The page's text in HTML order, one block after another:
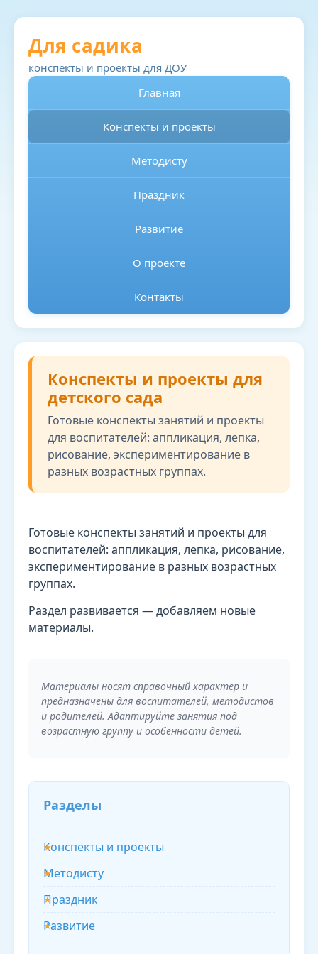
Для садика
конспекты и проекты для ДОУ
Главная
Конспекты и проекты
Методисту
Праздник
Развитие
О проекте
Контакты
Конспекты и проекты для
детского сада
Готовые конспекты занятий и проекты
для воспитателей: аппликация, лепка,
рисование, экспериментирование в
разных возрастных группах.
Готовые конспекты занятий и проекты для
воспитателей: аппликация, лепка, рисование,
экспериментирование в разных возрастных
группах.
Раздел развивается — добавляем новые
материалы.
Материалы носят справочный характер и
предназначены для воспитателей, методистов
и родителей. Адаптируйте занятия под
возрастную группу и особенности детей.
Разделы
Конспекты и проекты
Методисту
Праздник
Развитие